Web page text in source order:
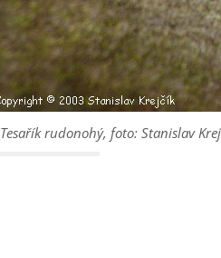
Tesařík rudonohý, foto: Stanislav